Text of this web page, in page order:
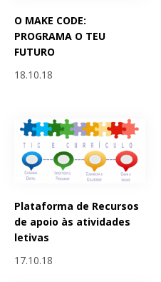
O MAKE CODE:
PROGRAMA O TEU
FUTURO
18.10.18
Plataforma de Recursos
de apoio às atividades
letivas
17.10.18